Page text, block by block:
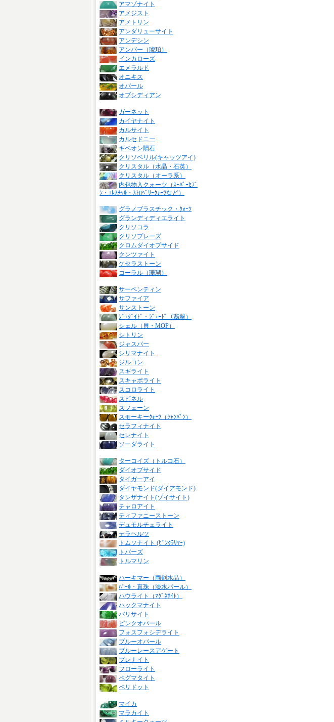
アマゾナイト
アメジスト
アメトリン
アンダリューサイト
アンデシン
アンバー（琥珀）
インカローズ
エメラルド
オニキス
オパール
オブシディアン
ガーネット
カイヤナイト
カルサイト
カルセドニー
ギベオン隕石
クリソベリル(キャッツアイ)
クリスタル（水晶・石英）
クリスタル（オーラ系）
内包物入クォーツ（ｽｰﾊﾟｰｾﾌﾞ
ﾝ・ｴﾚｽﾁｬﾙ・ｽﾄﾛﾍﾞﾘｰｸｫｰﾂなど）
グラノブラスチック・ｸｫｰﾂ
グランディディエライト
クリソコラ
クリソプレーズ
クロムダイオプサイド
クンツァイト
ケセラストーン
コーラル（珊瑚）
サーペンティン
サファイア
サンストーン
ｼﾞｪﾀﾞｲﾄﾞ・ｼﾞｪｰﾄﾞ（翡翠）
シェル（貝・MOP）
シトリン
ジャスパー
シリマナイト
ジルコン
スギライト
スキャポライト
スコロライト
スピネル
スフェーン
スモーキーｸｫｰﾂ（ｼｬﾝﾊﾟﾝ）
セラフィナイト
セレナイト
ソーダライト
ターコイズ（トルコ石）
ダイオプサイド
タイガーアイ
ダイヤモンド(ダイアモンド)
タンザナイト(ゾイサイト)
チャロアイト
ティファニーストーン
デュモルチェライト
テラヘルツ
トムソナイト (ﾋﾟﾝｸﾗﾘﾏｰ)
トパーズ
トルマリン
ハーキマー（両剣水晶）
ﾊﾟｰﾙ・真珠（淡水パール）
ハウライト（ﾏｸﾞﾈｻｲﾄ）
ハックマナイト
バリサイト
ピンクオパール
フォスフォシデライト
ブルーオパール
ブルーレースアゲート
プレナイト
フローライト
ペグマタイト
ペリドット
マイカ
マラカイト